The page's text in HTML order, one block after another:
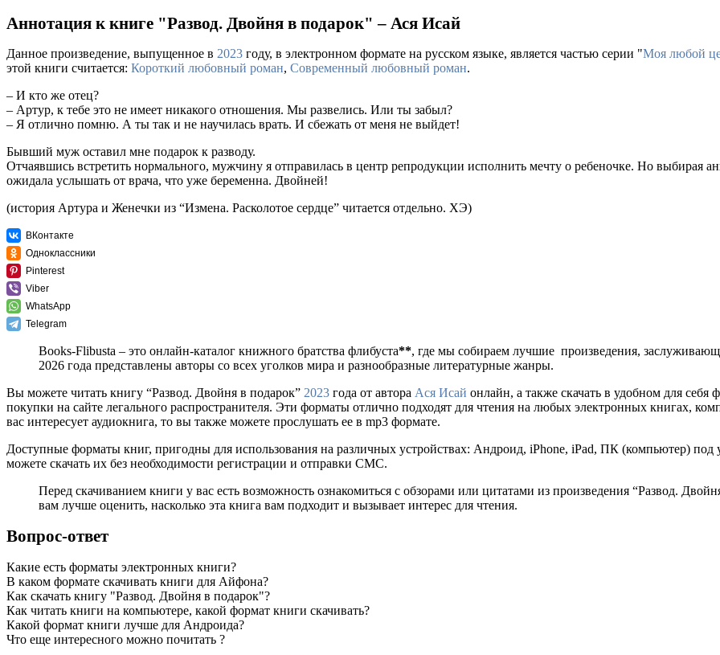
Аннотация к книге "Развод. Двойня в подарок" – Ася Исай
Данное произведение, выпущенное в 2023 году, в электронном формате на русском языке, является частью серии "Моя любой
этой книги считается: Короткий любовный роман, Современный любовный роман.
– И кто же отец?
– Артур, к тебе это не имеет никакого отношения. Мы развелись. Или ты забыл?
– Я отлично помню. А ты так и не научилась врать. И сбежать от меня не выйдет!
Бывший муж оставил мне подарок к разводу.
Отчаявшись встретить нормального, мужчину я отправилась в центр репродукции исполнить мечту о ребеночке. Но выбирая
ожидала услышать от врача, что уже беременна. Двойней!
(история Артура и Женечки из “Измена. Расколотое сердце” читается отдельно. ХЭ)
ВКонтакте
Одноклассники
Pinterest
Viber
WhatsApp
Telegram
Books-Flibusta – это онлайн-каталог книжного братства флибуста**, где мы собираем лучшие произведения,
2026 года представлены авторы со всех уголков мира и разнообразные литературные жанры.
Вы можете читать книгу “Развод. Двойня в подарок” 2023 года от автора Ася Исай онлайн, а также скачать в удобном для себя
покупки на сайте легального распространителя. Эти форматы отлично подходят для чтения на любых электронных книгах,
вас интересует аудиокнига, то вы также можете прослушать ее в mp3 формате.
Доступные форматы книг, пригодны для использования на различных устройствах: Андроид, iPhone, iPad, ПК (компьютер)
можете скачать их без необходимости регистрации и отправки СМС.
Перед скачиванием книги у вас есть возможность ознакомиться с обзорами или цитатами из произведения “Развод.
вам лучше оценить, насколько эта книга вам подходит и вызывает интерес для чтения.
Вопрос-ответ
Какие есть форматы электронных книги?
В каком формате скачивать книги для Айфона?
Как скачать книгу "Развод. Двойня в подарок"?
Как читать книги на компьютере, какой формат книги скачивать?
Какой формат книги лучше для Андроида?
Что еще интересного можно почитать ?